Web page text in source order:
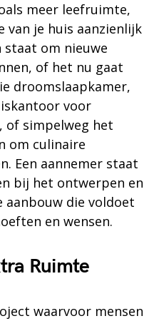
meer leefruimte,
van je huis aanzienlijk
om nieuwe
of het nu gaat
droomslaapkamer,
voor
of simpelweg het
om culinaire
Een aannemer staat
bij het ontwerpen en
aanbouw die voldoet
en wensen.
Ruimte
waarvoor mensen